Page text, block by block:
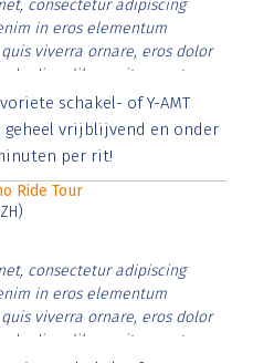
consectetur adipiscing
in eros elementum
viverra ornare, eros dolor
diam libero vitae erat.
cursus id rutrum lorem
risus tristique posuere.
schakel- of Y-AMT
geheel vrijblijvend en onder
per rit!
Ride Tour
consectetur adipiscing
in eros elementum
viverra ornare, eros dolor
diam libero vitae erat.